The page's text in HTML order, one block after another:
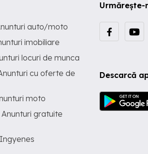
Urmărește-
Descarcă
auto/moto
imobiliare
locuri de munca
cu oferte de
moto
Anunturi gratuite